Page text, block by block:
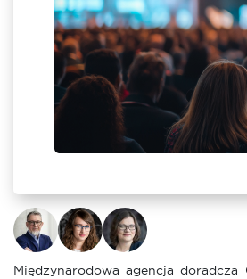
Międzynarodowa agencja doradcza